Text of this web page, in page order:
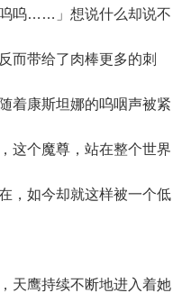
呜……」想说什么却说不
而带给了肉棒更多的刺
着康斯坦娜的呜咽声被紧
这个魔尊，站在整个世界
，如今却就这样被一个低
鹰持续不断地进入着她